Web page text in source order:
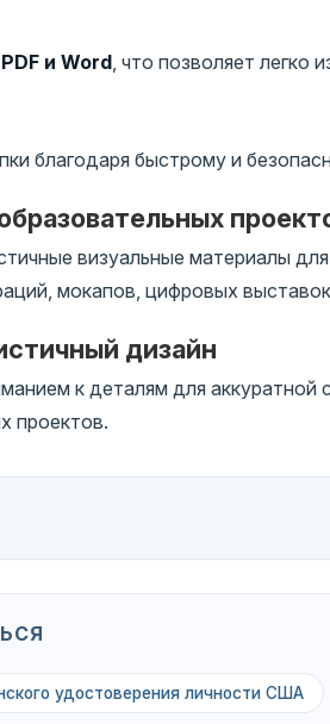
и Word , что позволяет легко
благодаря быстрому и
визуальные материалы
мокапов, цифровых
дизайн
к деталям для аккуратной
проектов.
удостоверения личности США